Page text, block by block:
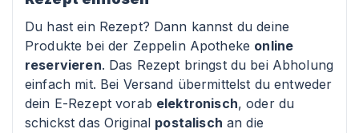
Du hast ein Rezept? Dann kannst du deine
Produkte bei der Zeppelin Apotheke online
reservieren. Das Rezept bringst du bei Abholung
einfach mit. Bei Versand übermittelst du entweder
dein E-Rezept vorab elektronisch, oder du
schickst das Original postalisch an die